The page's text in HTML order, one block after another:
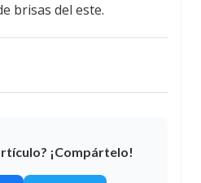
brisas del este.
¡Compártelo!